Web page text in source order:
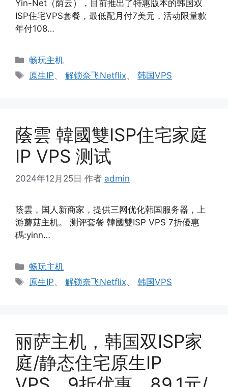
Yin-Net（荫云），目前推出了特惠版本的韩国双
ISP住宅VPS套餐，最低配月付7美元，活动限量款
年付108…
分
类
畅玩主机
标
原生IP、解锁奈飞Netflix、韩国VPS
蔭雲 韓國雙ISP住宅家庭
IP VPS 测试
2024年12月25日 作者 admin
蔭雲，国人新商家，提供三网优化韩国服务器，上
游蘑菇主机。 测评套餐 韓國雙ISP VPS 7折優惠
碼:yinn…
分
类
畅玩主机
标
原生IP、解锁奈飞Netflix、韩国VPS
丽萨主机，韩国双ISP家
庭/静态住宅原生IP